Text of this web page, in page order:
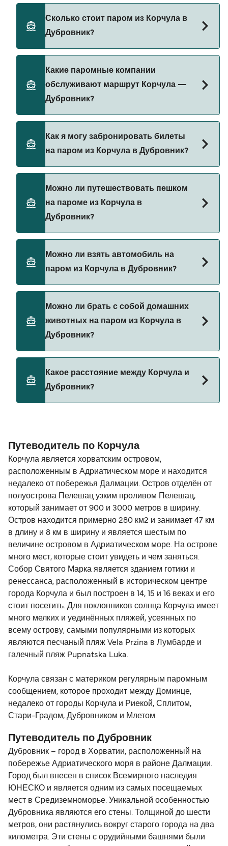
Дубровник составляет примерно 2 ч.
Длительность рейса может меняться в
зависимости от сезона и оператора, поэтому
информацию через наш Поиск Сделок.
Сколько стоит паром из Корчула в
Дубровник?
может меняться в зависимости от сезона.
Средняя цена парома из Корчула в Дубровник
составляет 63₽. Цена указана без учета сборов
за бронирование.
Какие паромные компании
обслуживают маршрут Корчула —
Дубровник?
операторов на маршруте Корчула — Дубровник.
TP Line
Krilo Fast Ferries
Krilo Shipping Company
Как я могу забронировать билеты
на паром из Корчула в Дубровник?
через наш поиск сделок и посетите нашу
страницу предложений, чтобы увидеть
последние акции на паромы.
Можно ли путешествовать пешком
на пароме из Корчула в
Дубровник?
пароме из Корчула в Дубровник с
Krilo Shipping Company
Можно ли взять автомобиль на
паром из Корчула в Дубровник?
на паромах из Корчула в Дубровник.
Можно ли брать с собой домашних
животных на паром из Корчула в
Дубровник?
брать на паромы между Корчула и Дубровник.
Какое расстояние между Корчула и
Дубровник?
Путеводитель по Корчула
Корчула является хорватским островом,
расположенным в Адриатическом море и находится
недалеко от побережья Далмации. Остров отделён от
полуострова Пелешац узким проливом Пелешац,
который занимает от 900 и 3000 метров в ширину.
Остров находится примерно 280 км2 и занимает 47 км
в длину и 8 км в ширину и является шестым по
величине островом в Адриатическом море. На острове
много мест, которые стоит увидеть и чем заняться.
Собор Святого Марка является зданием готики и
ренессанса, расположенный в историческом центре
города Корчула и был построен в 14, 15 и 16 веках и его
стоит посетить. Для поклонников солнца Корчула имеет
много мелких и уединённых пляжей, усеянных по
всему острову, самыми популярными из которых
являются песчаный пляж Vela Przina в Лумбарде и
галечный пляж Pupnatska Luka.
Корчула связан с материком регулярным паромным
сообщением, которое проходит между Доминце,
недалеко от городы Корчула и Риекой, Сплитом,
Стари-Градом, Дубровником и Млетом.
Путеводитель по Дубровник
Дубровник – город в Хорватии, расположенный на
побережье Адриатического моря в районе Далмации.
Город был внесен в список Всемирного наследия
ЮНЕСКО и является одним из самых посещаемых
мест в Средиземноморье. Уникальной особенностью
Дубровника являются его стены. Толщиной до шести
метров, они растянулись вокруг старого города на два
километра. Эти стены с орудийными башнями были